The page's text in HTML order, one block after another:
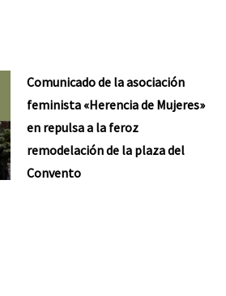
Comunicado de la asociación
feminista «Herencia de Mujeres»
en repulsa a la feroz
remodelación de la plaza del
Convento